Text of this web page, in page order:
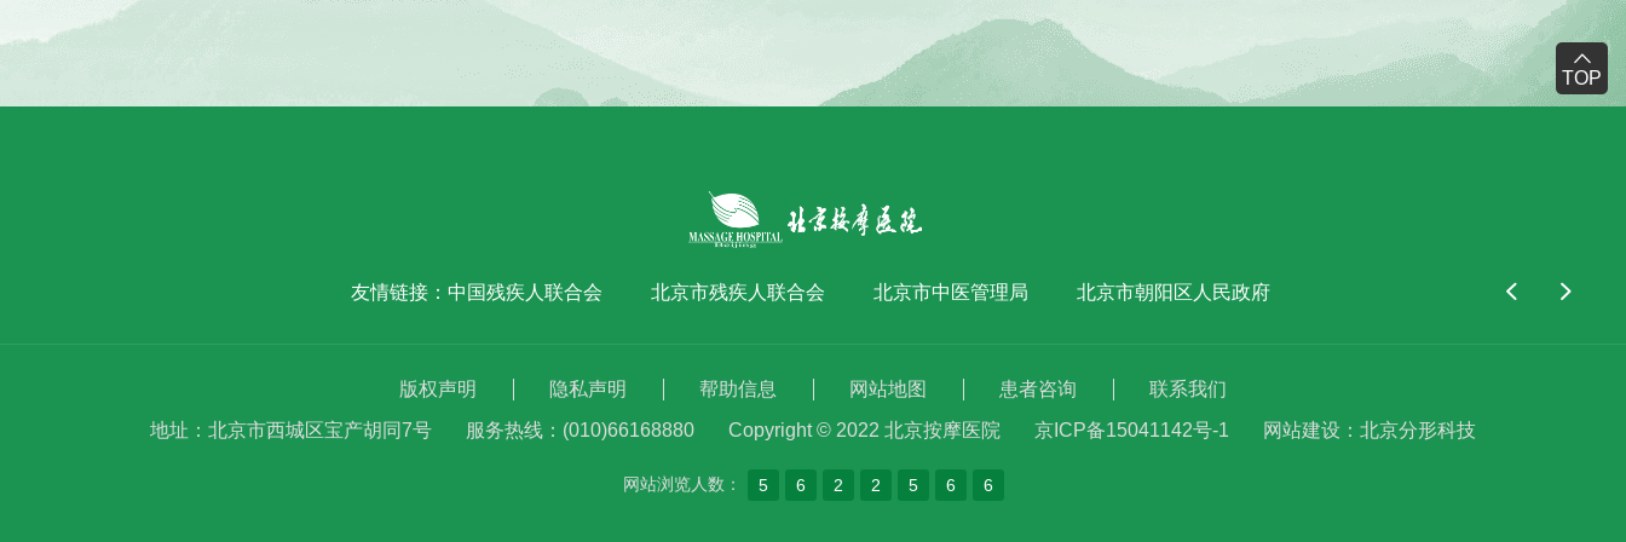
TOP
友情链接： 中国残疾人联合会 北京市残疾人联合会 北京市中医管理局 北京市朝阳区人民政府 北京市西城区人民政府 中国康
版权声明 隐私声明 帮助信息 网站地图 患者咨询
联系我们
地址：北京市西城区宝产胡同7号
服务热线：(010)66168880 Copyright © 2022 北京按摩医院 京ICP备15041142号-1 网站建设 ： 北京分形科技
网站浏览人数： 5 6 2 2 5 6 6